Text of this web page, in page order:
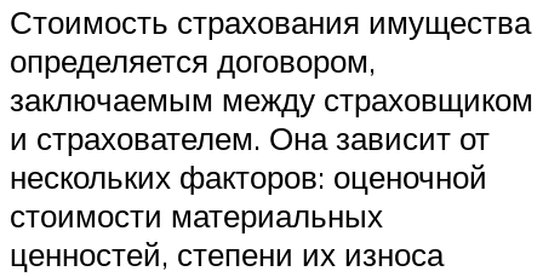
Стоимость страхования имущества
определяется договором,
заключаемым между страховщиком
и страхователем. Она зависит от
нескольких факторов: оценочной
стоимости материальных
ценностей, степени их износа